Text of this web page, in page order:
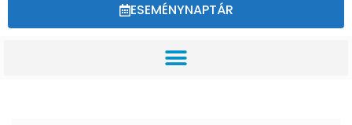
ESEMÉNYNAPTÁR